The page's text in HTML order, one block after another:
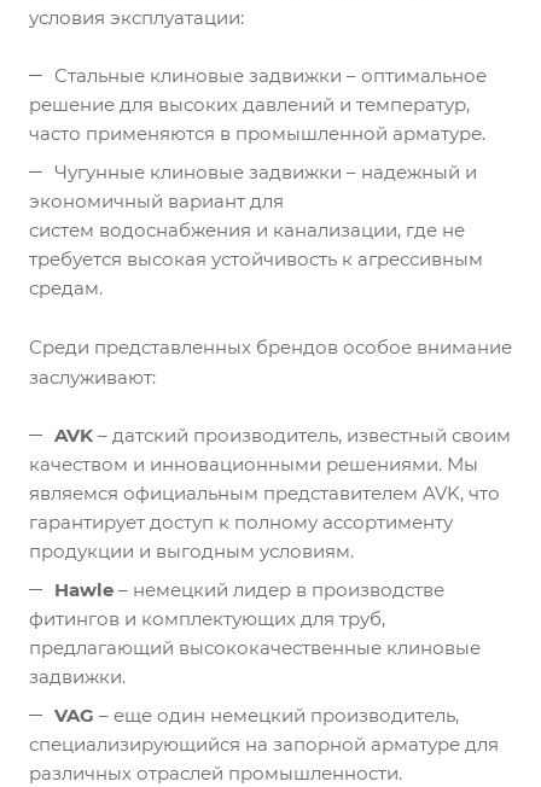
условия эксплуатации:
Стальные клиновые задвижки – оптимальное
решение для высоких давлений и температур,
часто применяются в промышленной арматуре.
Чугунные клиновые задвижки – надежный и
экономичный вариант для
систем водоснабжения и канализации, где не
требуется высокая устойчивость к агрессивным
средам.
Среди представленных брендов особое внимание
заслуживают:
AVK – датский производитель, известный своим
качеством и инновационными решениями. Мы
являемся официальным представителем AVK, что
гарантирует доступ к полному ассортименту
продукции и выгодным условиям.
Hawle – немецкий лидер в производстве
фитингов и комплектующих для труб,
предлагающий высококачественные клиновые
задвижки.
VAG – еще один немецкий производитель,
специализирующийся на запорной арматуре для
различных отраслей промышленности.